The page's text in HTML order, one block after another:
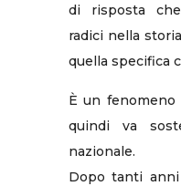
di risposta
radici nella
quella specifica
È un
quindi va
nazionale.
Dopo tanti